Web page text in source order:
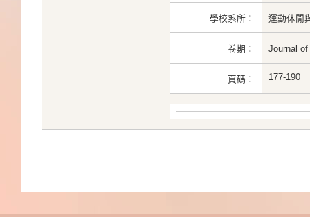
學校系所： 運動休閒
卷期： Journal
頁碼： 177-190